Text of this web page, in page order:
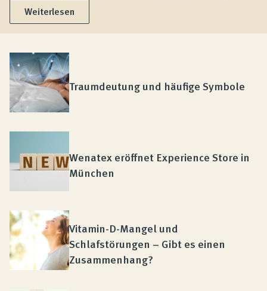
Weiterlesen
Traumdeutung und häufige Symbole
Wenatex eröffnet Experience Store in
München
Vitamin-D-Mangel und
Schlafstörungen – Gibt es einen
Zusammenhang?